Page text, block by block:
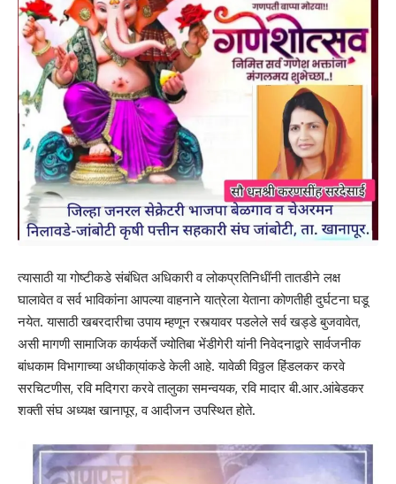
त्यासाठी या गोष्टीकडे संबंधित अधिकारी व लोकप्रतिनिधींनी तातडीने लक्ष
घालावेत व सर्व भाविकांना आपल्या वाहनाने यात्रेला येताना कोणतीही दुर्घटना घडू
नयेत. यासाठी खबरदारीचा उपाय म्हणून रस्त्यावर पडलेले सर्व खड्डे बुजवावेत,
असी मागणी सामाजिक कार्यकर्ते ज्योतिबा भेंडीगेरी यांनी निवेदनाद्वारे सार्वजनीक
बांधकाम विभागाच्या अधीका्यांकडे केली आहे. यावेळी विठ्ठल हिंडलकर करवे
सरचिटणीस, रवि मदिगरा करवे तालुका समन्वयक, रवि मादार बी.आर.आंबेडकर
शक्ती संघ अध्यक्ष खानापूर, व आदीजन उपस्थित होते.